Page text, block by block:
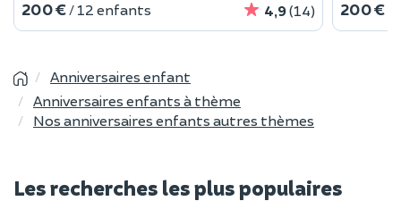
200 € / 12 enfants 4,9(14) 200 €
Anniversaires enfant
Anniversaires enfants à thème
Nos anniversaires enfants autres thèmes
Les recherches les plus populaires